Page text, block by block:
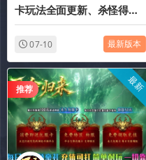
卡玩法全面更新、杀怪得许
愿抽奖、超多玩法、激战为
基、长久相伴（五行之力特
07-10 最新版本
推荐 最新